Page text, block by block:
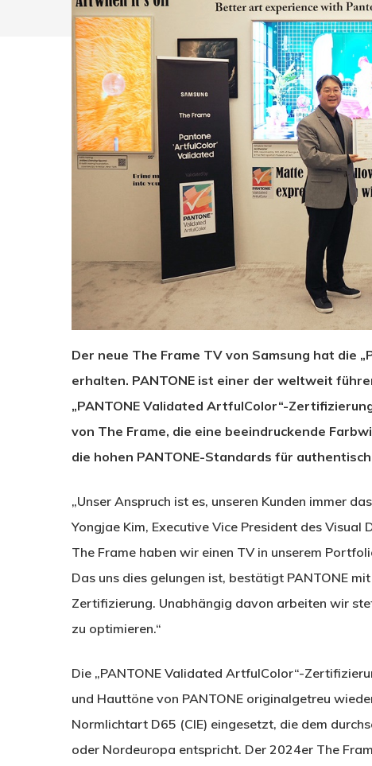
Drücken Sie Enter zum Suchen oder ESC zum
Der neue The Frame TV von Samsung hat die
erhalten. PANTONE ist einer der weltweit
„PANTONE Validated ArtfulColor“-
von The Frame, die eine beeindruckende
die hohen PANTONE-Standards für
„Unser Anspruch ist es, unseren Kunden immer
Yongjae Kim, Executive Vice President des Visual
The Frame haben wir einen TV in unserem
Das uns dies gelungen ist, bestätigt PANTONE
Zertifizierung. Unabhängig davon arbeiten wir
zu optimieren.“
Die „PANTONE Validated ArtfulColor“-
und Hauttöne von PANTONE originalgetreu
Normlichtart D65 (CIE) eingesetzt, die dem
oder Nordeuropa entspricht. Der 2024er The